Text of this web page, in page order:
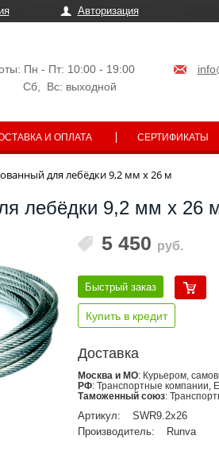
Авторизация
Пн - Пт: 10:00 - 19:00
Сб, Вс: выходной
И ОПЛАТА СЕРТИФИКАТЫ
для лебёдки 9,2 мм x 26 м
лебёдки 9,2 мм x 26
5 450 руб.
Быстрый заказ
Купить в кредит
Доставка
Москва и МО: Курьером,
РФ: Транспортные компании,
Таможенный союз:
Артикул:
SWR9.2x26
Производитель:
Runva